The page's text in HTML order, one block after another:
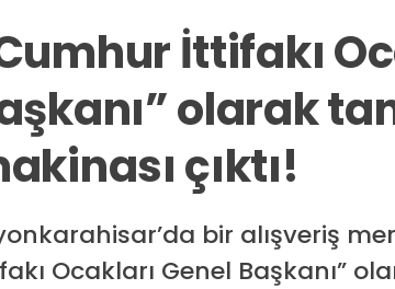
İttifakı
olarak
çıktı!
bir alışveriş
Ocakları Genel Başkanı”